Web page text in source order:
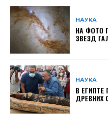
НАУКА
НА ФОТО
ЗВЕЗД
НАУКА
В
ДРЕВНИХ